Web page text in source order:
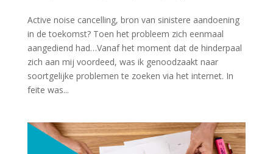
Active noise cancelling, bron van sinistere aandoening
in de toekomst? Toen het probleem zich eenmaal
aangediend had…Vanaf het moment dat de hinderpaal
zich aan mij voordeed, was ik genoodzaakt naar
soortgelijke problemen te zoeken via het internet. In
feite was...